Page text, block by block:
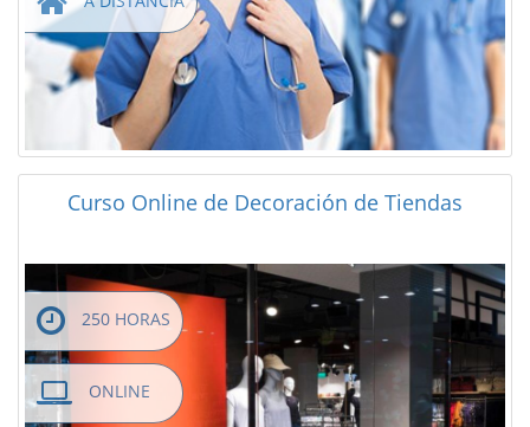
Curso Online de Decoración de Tiendas
250 HORAS
ONLINE